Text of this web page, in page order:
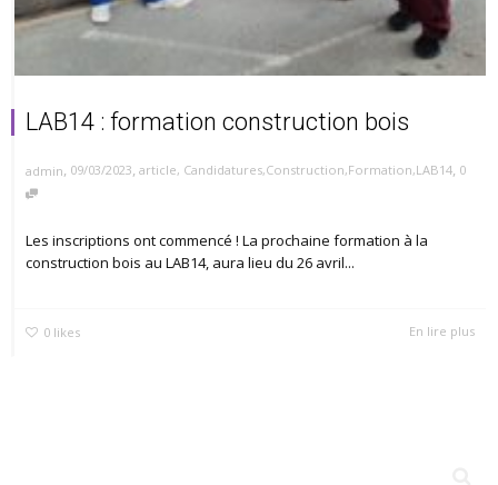
LAB14 : formation construction bois
admin, 09/03/2023, article, Candidatures,Construction,Formation,LAB14, 0
Les inscriptions ont commencé ! La prochaine formation à la
construction bois au LAB14, aura lieu du 26 avril...
0 likes En lire plus